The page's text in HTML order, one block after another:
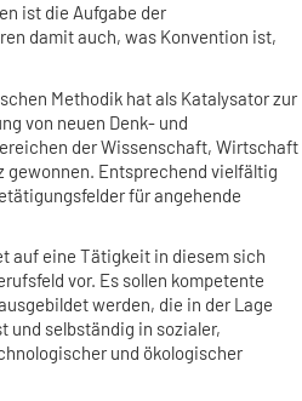
ist die Aufgabe der
damit auch, was Konvention ist,
Methodik hat als Katalysator zur
von neuen Denk- und
der Wissenschaft, Wirtschaft
gewonnen. Entsprechend vielfältig
für angehende
auf eine Tätigkeit in diesem sich
vor. Es sollen kompetente
werden, die in der Lage
und selbständig in sozialer,
und ökologischer